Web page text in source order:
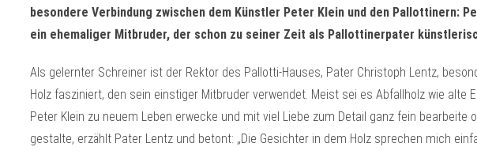
besondere Verbindung zwischen dem Künstler Peter Klein und den Pallottinern:
ein ehemaliger Mitbruder, der schon zu seiner Zeit als Pallottinerpater
Als gelernter Schreiner ist der Rektor des Pallotti-Hauses, Pater Christoph Lentz,
Holz fasziniert, den sein einstiger Mitbruder verwendet. Meist sei es Abfallholz wie alte
Peter Klein zu neuem Leben erwecke und mit viel Liebe zum Detail ganz fein bearbeite
gestalte, erzählt Pater Lentz und betont: „Die Gesichter in dem Holz sprechen mich